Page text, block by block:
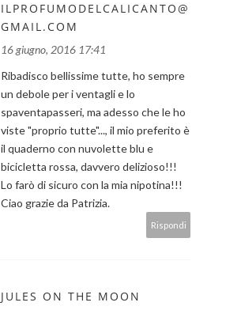
ILPROFUMODELCALICANTO@
GMAIL.COM
16 giugno, 2016 17:41
Ribadisco bellissime tutte, ho sempre
un debole per i ventagli e lo
spaventapasseri, ma adesso che le ho
viste "proprio tutte"..., il mio preferito è
il quaderno con nuvolette blu e
bicicletta rossa, davvero delizioso!!!
Lo farò di sicuro con la mia nipotina!!!
Ciao grazie da Patrizia.
Rispondi
JULES ON THE MOON